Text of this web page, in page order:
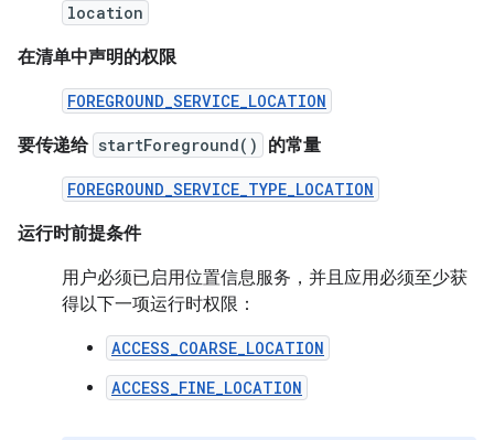
location
在清单中声明的权限
FOREGROUND_SERVICE_LOCATION
要传递给 startForeground() 的常量
FOREGROUND_SERVICE_TYPE_LOCATION
运行时前提条件
用户必须已启用位置信息服务，并且应用必须至少获
得以下一项运行时权限：
ACCESS_COARSE_LOCATION
ACCESS_FINE_LOCATION